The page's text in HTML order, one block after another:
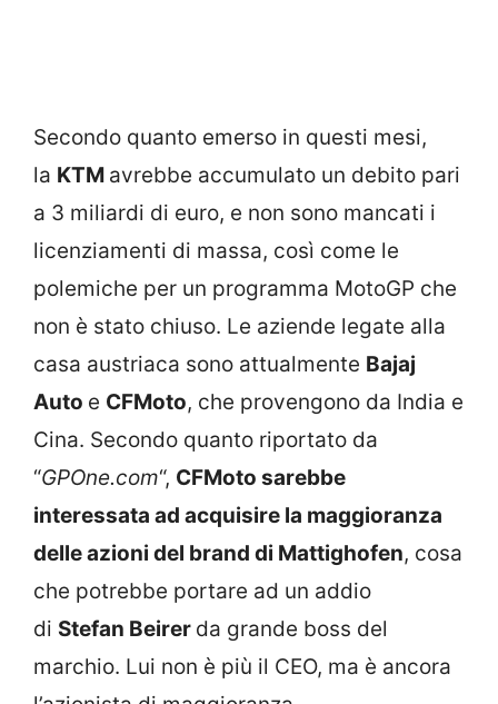
Secondo quanto emerso in questi mesi,
la KTM avrebbe accumulato un debito pari
a 3 miliardi di euro, e non sono mancati i
licenziamenti di massa, così come le
polemiche per un programma MotoGP che
non è stato chiuso. Le aziende legate alla
casa austriaca sono attualmente Bajaj
Auto e CFMoto, che provengono da India e
Cina. Secondo quanto riportato da
“GPOne.com“, CFMoto sarebbe
interessata ad acquisire la maggioranza
delle azioni del brand di Mattighofen, cosa
che potrebbe portare ad un addio
di Stefan Beirer da grande boss del
marchio. Lui non è più il CEO, ma è ancora